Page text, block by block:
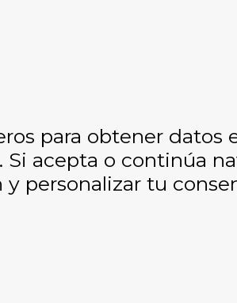
para obtener
Si acepta o continúa
y personalizar tu